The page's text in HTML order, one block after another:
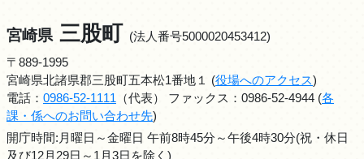
宮崎県 三股町 (法人番号5000020453412)
〒889-1995
宮崎県北諸県郡三股町五本松1番地１ (役場へのアクセス)
電話： 0986-52-1111 （代表） ファックス：0986-52-4944 (各
課・係へのお問い合わせ先)
開庁時間:月曜日～金曜日 午前8時45分～午後4時30分(祝・休日
及び12月29日～1月3日を除く)